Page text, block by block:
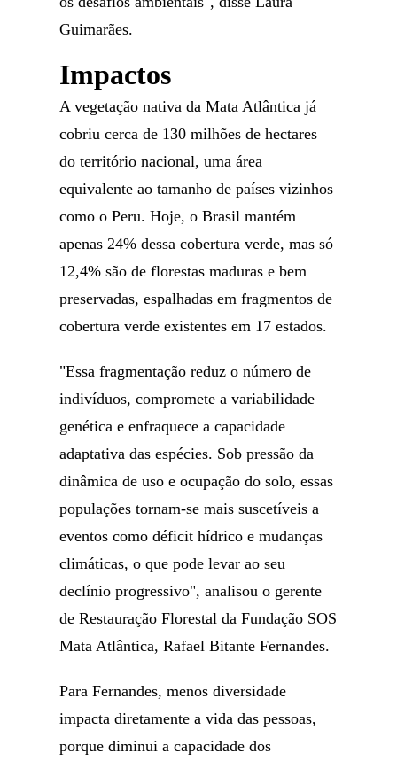
Guimarães.
Impactos
A vegetação nativa da Mata Atlântica já
cobriu cerca de 130 milhões de hectares
do território nacional, uma área
equivalente ao tamanho de países vizinhos
como o Peru. Hoje, o Brasil mantém
apenas 24% dessa cobertura verde, mas só
12,4% são de florestas maduras e bem
preservadas, espalhadas em fragmentos de
cobertura verde existentes em 17 estados.
"Essa fragmentação reduz o número de
indivíduos, compromete a variabilidade
genética e enfraquece a capacidade
adaptativa das espécies. Sob pressão da
dinâmica de uso e ocupação do solo, essas
populações tornam-se mais suscetíveis a
eventos como déficit hídrico e mudanças
climáticas, o que pode levar ao seu
declínio progressivo", analisou o gerente
de Restauração Florestal da Fundação SOS
Mata Atlântica, Rafael Bitante Fernandes.
Para Fernandes, menos diversidade
impacta diretamente a vida das pessoas,
porque diminui a capacidade dos